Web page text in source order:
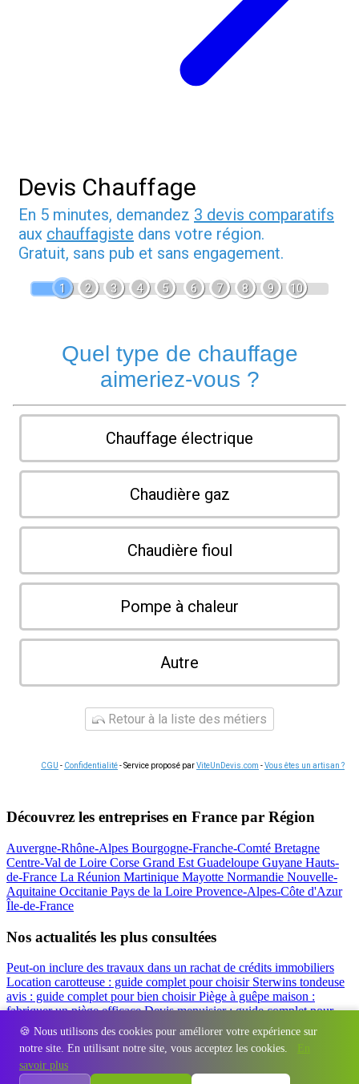
🍪 Nous utilisons des cookies pour améliorer votre expérience sur
notre site. En utilisant notre site, vous acceptez les cookies.
En
savoir plus
Devis Chauffage
En 5 minutes, demandez 3 devis comparatifs
aux chauffagiste dans votre région.
Gratuit, sans pub et sans engagement.
1 2 3 4 5 6 7 8 9 10
Quel type de chauffage
aimeriez-vous ?
Chauffage électrique
Chaudière gaz
Chaudière fioul
Pompe à chaleur
Autre
Retour à la liste des métiers
CGU - Confidentialité- Service proposé parViteUnDevis.com -Vous êtes un artisan ?
Découvrez les entreprises en France par Région
Auvergne-Rhône-Alpes Bourgogne-Franche-Comté Bretagne
Centre-Val de Loire Corse Grand Est Guadeloupe Guyane Hauts-
de-France La Réunion Martinique Mayotte Normandie Nouvelle-
Aquitaine Occitanie Pays de la Loire Provence-Alpes-Côte d'Azur
Île-de-France
Nos actualités les plus consultées
Peut-on inclure des travaux dans un rachat de crédits immobiliers
Location carotteuse : guide complet pour choisir Sterwins tondeuse
avis : guide complet pour bien choisirPiège à guêpe maison :
fabriquer un piège efficaceDevis menuisier : guide complet pour
obtenir le meilleur prix
Simulation rachat de crédit : regrouper prêt
travaux et crédits
Régions - Départements - Villes - Entreprises - Marques Contact
Espace presse